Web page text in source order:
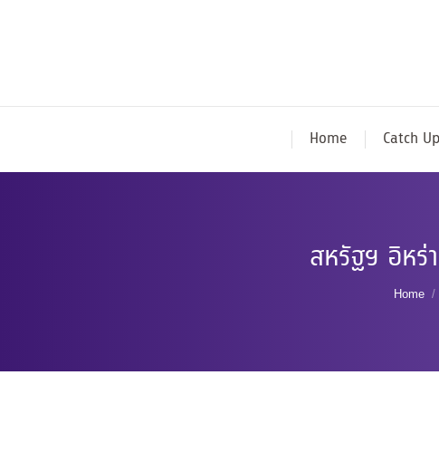
Home Catch Up
สหรัฐฯ อิห
You
Home